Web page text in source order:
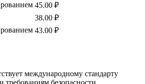
45.00 ₽
38.00 ₽
43.00 ₽
международному стандарту
требованиям безопасности